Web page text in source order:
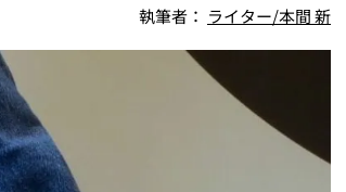
執筆者： ライター/本間 新